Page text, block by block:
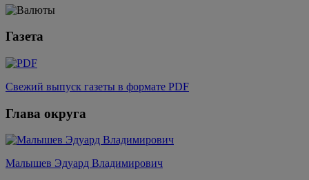
Газета
Свежий выпуск газеты в формате PDF
Глава округа
Малышев Эдуард Владимирович